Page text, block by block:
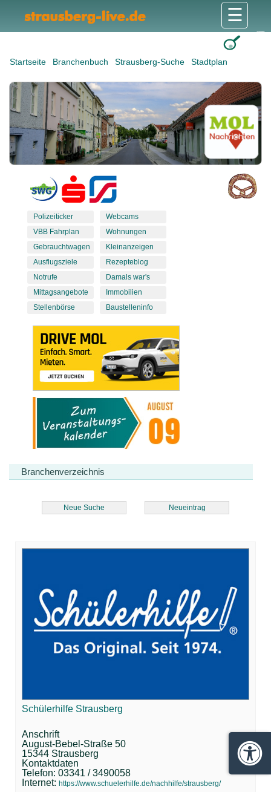
Startseite Branchenbuch Strausberg-Suche Stadtplan
☰
Polizeiticker
VBB Fahrplan
Gebrauchtwagen
Ausflugsziele
Notrufe
Mittagsangebote
Stellenbörse
Webcams
Wohnungen
Kleinanzeigen
Rezepteblog
Damals war's
Immobilien
Baustelleninfo
Branchenverzeichnis
Neue Suche Neueintrag
Schülerhilfe Strausberg
Anschrift
August-Bebel-Straße 50
15344 Strausberg
Kontaktdaten
Telefon: 03341 / 3490058
Internet: https://www.schuelerhilfe.de/nachhilfe/strausberg/